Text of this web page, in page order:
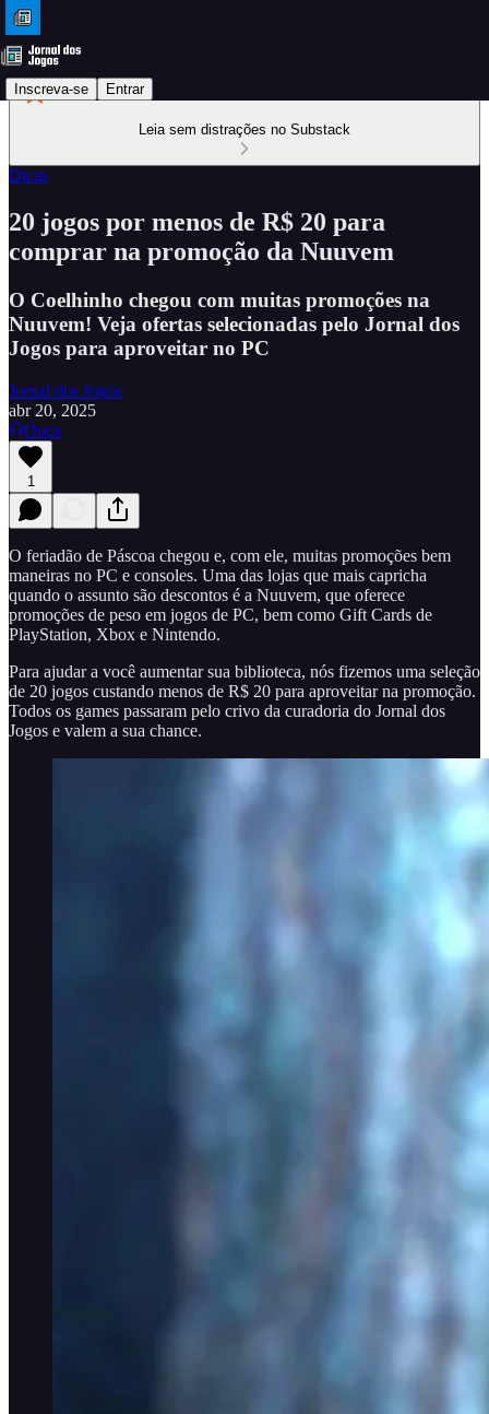
Inscreva-se Entrar
Leia sem distrações no Substack
Dicas
20 jogos por menos de R$ 20 para
comprar na promoção da Nuuvem
O Coelhinho chegou com muitas promoções na
Nuuvem! Veja ofertas selecionadas pelo Jornal dos
Jogos para aproveitar no PC
Jornal dos Jogos
abr 20, 2025
Ouça
1
O feriadão de Páscoa chegou e, com ele, muitas promoções bem
maneiras no PC e consoles. Uma das lojas que mais capricha
quando o assunto são descontos é a Nuuvem, que oferece
promoções de peso em jogos de PC, bem como Gift Cards de
PlayStation, Xbox e Nintendo.
Para ajudar a você aumentar sua biblioteca, nós fizemos uma seleção
de 20 jogos custando menos de R$ 20 para aproveitar na promoção.
Todos os games passaram pelo crivo da curadoria do Jornal dos
Jogos e valem a sua chance.